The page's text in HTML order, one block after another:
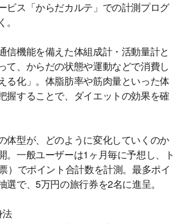
ビス「からだカルテ」での計測プログ
信機能を備えた体組成計・活動量計と
て、からだの状態や運動などで消費し
る化」。体脂肪率や筋肉量といった体
握することで、ダイエットの効果を確
体型が、どのように変化していくのか
。一般ユーザーは1ヶ月毎に予想し、ト
）でポイント合計数を計測。最多ポイ
選で、5万円の旅行券を2名に進呈。
法